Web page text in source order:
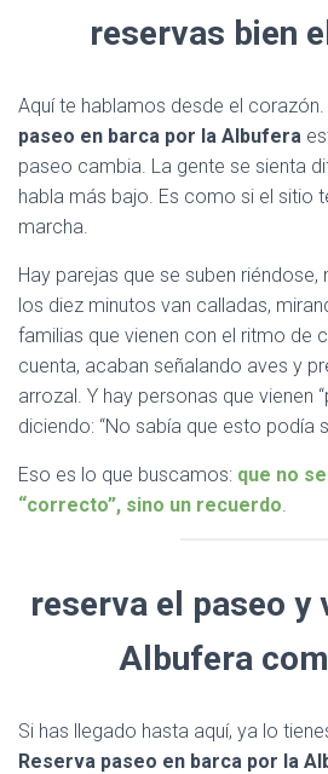
reservas bien
Aquí te hablamos desde el corazón.
paseo en barca por la Albufera
paseo cambia. La gente se sienta
habla más bajo. Es como si el sitio
marcha.
Hay parejas que se suben riéndose,
los diez minutos van calladas,
familias que vienen con el ritmo de
cuenta, acaban señalando aves y
arrozal. Y hay personas que vienen
diciendo: “No sabía que esto podía
Eso es lo que buscamos: que no
“correcto”, sino un recuerdo
reserva el paseo y
Albufera
Si has llegado hasta aquí, ya lo
Reserva paseo en barca por la